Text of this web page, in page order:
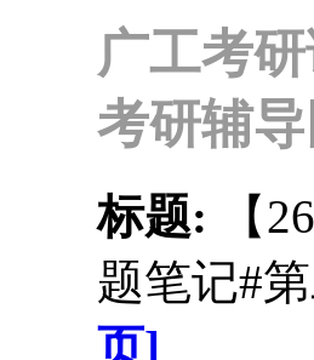
广工考
考研辅
标题:
【
题笔记#
页]